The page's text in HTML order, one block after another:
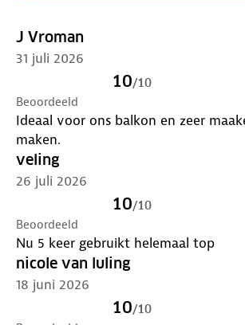
Voor wie zoekt naar veelzijdigheid,
gebruiksgemak bij elektrisch
Specificaties
Vermogen: 2000-2400W
Grillplaat: 49x37 cm, glad &
5 hittestanden
IPX4, uitneembare lekbak
Verwijderbare poot, plateau
Gewicht: 7 kg, kabel: 3 m
J Vroman
31 juli 2026
10/10
Beoordeeld
Ideaal voor ons balkon en zeer
maken.
veling
26 juli 2026
10/10
Beoordeeld
Nu 5 keer gebruikt helemaal top
nicole van luling
18 juni 2026
10/10